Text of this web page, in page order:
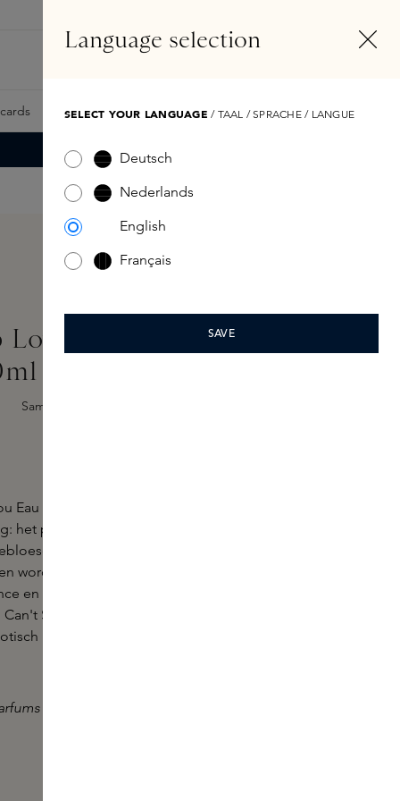
Samples Skins Exclusives Skins Boxen
You Eau de
Sample toevoegen
Eau de Parfum van KILIAN PARIS creëert een
het parfum viert romantiek met een bloemige
is het stralende middelpunt als symbool
wordt samengebracht met een warm hart van
en vanille absolue uit Madagaskar voor een
Stop Loving You is zowel lichtgevend als
bloemenparfum dat de vrede in gevaar
zijn eenvoudig bij te vullen.
Language selection
SELECT YOUR LANGUAGE / TAAL / SPRACHE / LANGUE
Deutsch
Nederlands
English
Français
SAVE